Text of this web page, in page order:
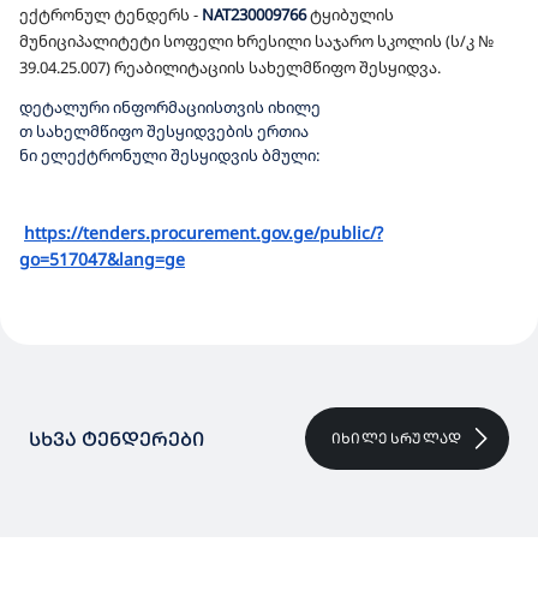
ექტრონულტენდერს - NAT230009766ტყიბულის
მუნიციპალიტეტი სოფელი ხრესილი საჯარო სკოლის (ს/კ №
39.04.25.007) რეაბილიტაციის სახელმწიფო შესყიდვა.
დეტალურიინფორმაციისთვისიხილე
თ სახელმწიფოშესყიდვებისერთია
ნიელექტრონულიშესყიდვისბმული:
https://tenders.procurement.gov.ge/public/?
go=517047&lang=ge
ᲡᲮᲕᲐ ᲢᲔᲜᲓᲔᲠᲔᲑᲘ ᲘᲮᲘᲚᲔ ᲡᲠᲣᲚᲐᲓ